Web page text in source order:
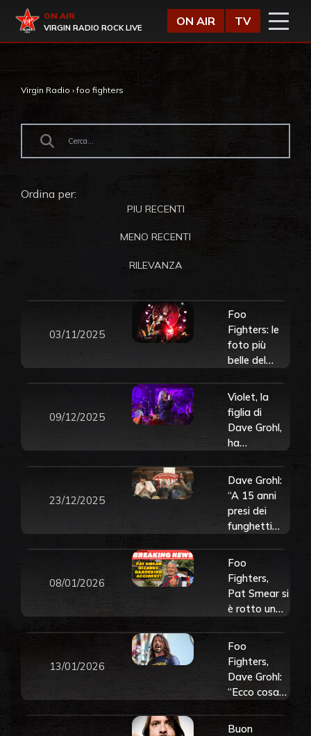
Virgin Radio
ON AIR
VIRGIN RADIO ROCK LIVE
ON AIR TV
Virgin Radio ›foo fighters
Ordina per:
PIU RECENTI
MENO RECENTI
RILEVANZA
03/11/2025
Foo
Fighters: le
foto più
belle del
Cesena del 3
novembre
2015
09/12/2025
Violet, la
figlia di
Dave Grohl,
ha
la sua prima
canzone
inedita.
Ascolta qui
“THUM”
23/12/2025
Dave Grohl:
“A 15 anni
presi dei
funghetti
durante la
festa di
Natale di
mamma coi
colleghi”
08/01/2026
Foo
Fighters,
Pat Smear si
è rotto un
facendo
giardinaggio.
Guarda il
messaggio
della band
13/01/2026
Foo
Fighters,
Dave Grohl:
“Ecco cosa
fare se non
Buon